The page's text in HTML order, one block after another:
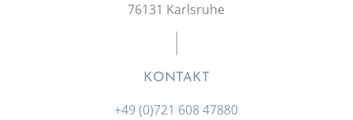
76131 Karlsruhe
KONTAKT
+49 (0)721 608 47880